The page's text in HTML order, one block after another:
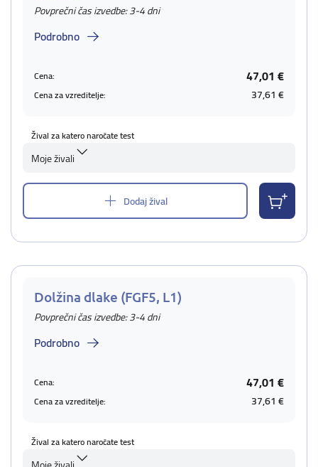
Povprečni čas izvedbe: 3-4 dni
Podrobno
Cena: 47,01 €
Cena za vzreditelje: 37,61 €
Žival za katero naročate test
Moje živali
Dodaj žival
Dolžina dlake (FGF5, L1)
Povprečni čas izvedbe: 3-4 dni
Podrobno
Cena: 47,01 €
Cena za vzreditelje: 37,61 €
Žival za katero naročate test